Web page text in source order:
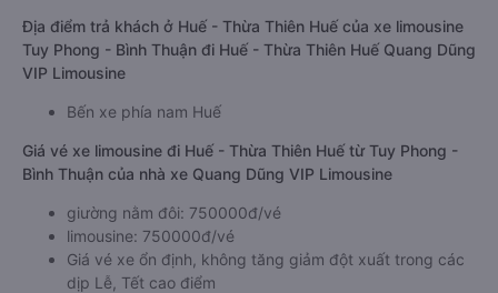
Địa điểm trả khách ở Huế - Thừa Thiên Huế của xe limousine
Tuy Phong - Bình Thuận đi Huế - Thừa Thiên Huế Quang Dũng
VIP Limousine
Bến xe phía nam Huế
Giá vé xe limousine đi Huế - Thừa Thiên Huế từ Tuy Phong -
Bình Thuận của nhà xe Quang Dũng VIP Limousine
giường nằm đôi: 750000đ/vé
limousine: 750000đ/vé
Giá vé xe ổn định, không tăng giảm đột xuất trong các
dịp Lễ, Tết cao điểm